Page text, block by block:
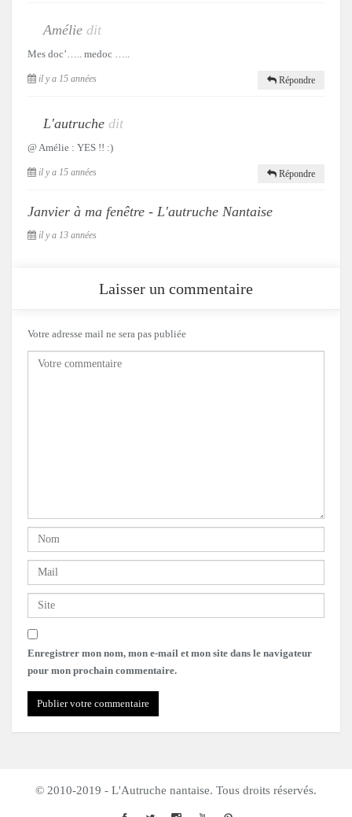
Amélie dit
Mes doc’….. medoc …..
il y a 15 années Répondre
L'autruche dit
@ Amélie : YES !! :)
il y a 15 années Répondre
Janvier à ma fenêtre - L'autruche Nantaise
il y a 13 années
Laisser un commentaire
Votre adresse mail ne sera pas publiée
Enregistrer mon nom, mon e-mail et mon site dans le navigateur
pour mon prochain commentaire.
© 2010-2019 - L'Autruche nantaise. Tous droits réservés.